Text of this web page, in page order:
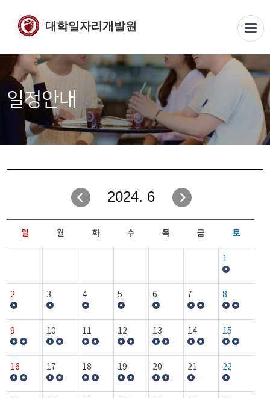
대학일자리개발원
일정안내
2024. 6
일 월 화 수 목 금 토
1
2 3 4 5 6 7 8
9 10 11 12 13 14 15
16 17 18 19 20 21 22